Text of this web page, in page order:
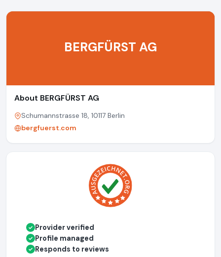
BERGFÜRST AG
About BERGFÜRST AG
Schumannstrasse 18, 10117 Berlin
bergfuerst.com
✓ Provider verified
✓ Profile managed
✓ Responds to reviews